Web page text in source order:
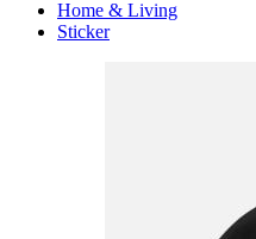
Home & Living
Sticker